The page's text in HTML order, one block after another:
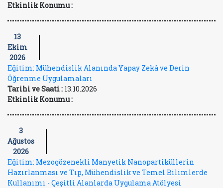
Etkinlik Konumu :
13
Ekim
2026
Eğitim: Mühendislik Alanında Yapay Zekâ ve Derin
Öğrenme Uygulamaları
Tarihi ve Saati : 13.10.2026
Etkinlik Konumu :
3
Ağustos
2026
Eğitim: Mezogözenekli Manyetik Nanopartiküllerin
Hazırlanması ve Tıp, Mühendislik ve Temel Bilimlerde
Kullanımı - Çeşitli Alanlarda Uygulama Atölyesi